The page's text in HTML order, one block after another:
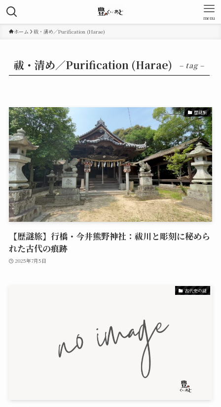
menu
ホーム 祓・清め／Purification (Harae)
祓・清め／Purification (Harae) – tag –
歴謎旅
【歴謎旅】行橋・今井熊野神社：祓川と彫刻に秘めら
れた古代の痕跡
2025年7月5日
古代史の謎